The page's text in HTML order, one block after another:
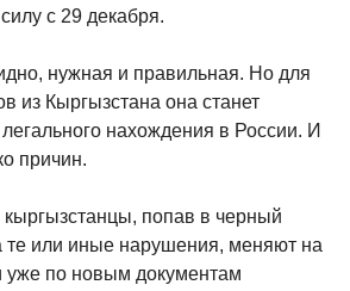
с 29 декабря.
нужная и правильная. Но для
из Кыргызстана она станет
нахождения в России. И
причин.
попав в черный
те или иные нарушения, меняют на
уже по новым документам